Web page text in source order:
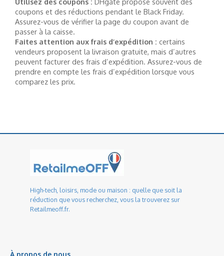
coupons et des réductions pendant le Black Friday.
Assurez-vous de vérifier la page du coupon avant de
passer à la caisse.
Faites attention aux frais d’expédition : certains
vendeurs proposent la livraison gratuite, mais d’autres
peuvent facturer des frais d’expédition. Assurez-vous de
prendre en compte les frais d’expédition lorsque vous
comparez les prix.
High-tech, loisirs, mode ou maison : quelle que soit la
réduction que vous recherchez, vous la trouverez sur
Retailmeoff.fr.